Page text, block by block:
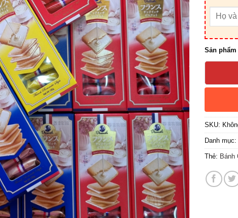
Sản
SKU:
Danh mục:
Thẻ: Bánh